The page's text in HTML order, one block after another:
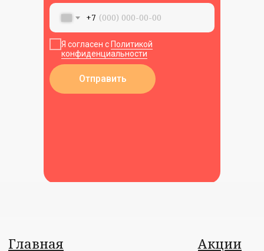
+7
Я согласен сПолитикой
конфиденциальности
Отправить